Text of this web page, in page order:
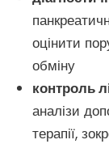
оцінити
обміну
контроль
аналізи
терапії,